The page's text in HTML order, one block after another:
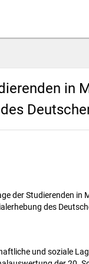
in
der Studierenden in
des
und soziale